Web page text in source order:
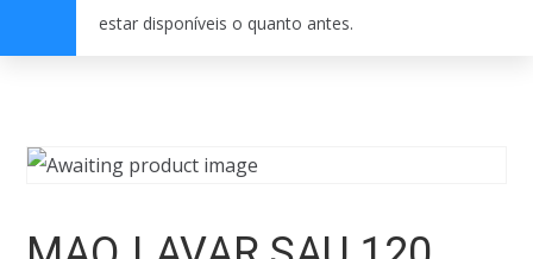
estar disponíveis o quanto antes.